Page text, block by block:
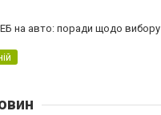
на авто: поради щодо